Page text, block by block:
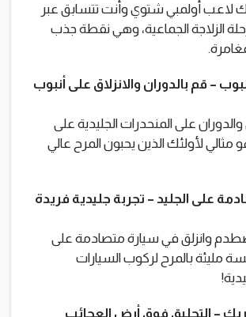
أولمبي شتوي وأنت تتسابق عبر
الزلاجة الجماعية، وهي نقطة جذب
– قم بالدوران والانزلاق على أنبوب
والدوران على المنحدرات الجليدية على
مثالي لأولئك الذين يحبون المرح عالي
على الجليد – تجربة جليدية فريدة
وانزلق في سيارة متصادمة على
مليئة بالمرح لركوب السيارات
– التحليق فوق أرض العجائب